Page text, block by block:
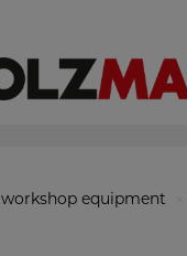
workshop equipment